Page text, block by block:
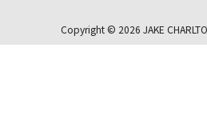
Copyright © 2026 JAKE